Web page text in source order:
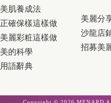
美肌養成法
正確保樣這樣做
美麗彩粧這樣做
美的科學
用語辭典
美麗分
沙龍店
招募美